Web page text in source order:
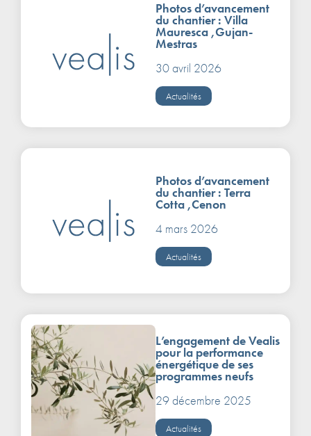
Photos d’avancement
du chantier : Villa
Mauresca ,Gujan-
Mestras
30 avril 2026
Actualités
Photos d’avancement
du chantier : Terra
Cotta ,Cenon
4 mars 2026
Actualités
L’engagement de Vealis
pour la performance
énergétique de ses
programmes neufs
29 décembre 2025
Actualités